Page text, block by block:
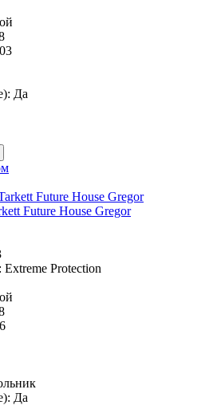
Да
Future House Gregor
Extreme Protection
Да